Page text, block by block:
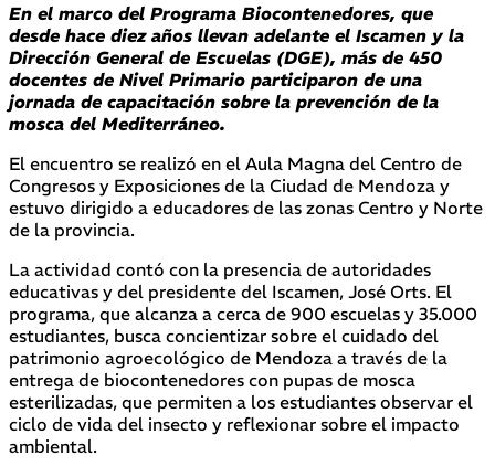
En el marco del Programa Biocontenedores, que
desde hace diez años llevan adelante el Iscamen y la
Dirección General de Escuelas (DGE), más de 450
docentes de Nivel Primario participaron de una
jornada de capacitación sobre la prevención de la
mosca del Mediterráneo.
El encuentro se realizó en el Aula Magna del Centro de
Congresos y Exposiciones de la Ciudad de Mendoza y
estuvo dirigido a educadores de las zonas Centro y Norte
de la provincia.
La actividad contó con la presencia de autoridades
educativas y del presidente del Iscamen, José Orts. El
programa, que alcanza a cerca de 900 escuelas y 35.000
estudiantes, busca concientizar sobre el cuidado del
patrimonio agroecológico de Mendoza a través de la
entrega de biocontenedores con pupas de mosca
esterilizadas, que permiten a los estudiantes observar el
ciclo de vida del insecto y reflexionar sobre el impacto
ambiental.